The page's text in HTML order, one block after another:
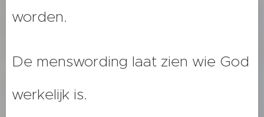
worden.
De menswording laat zien wie God
werkelijk is.